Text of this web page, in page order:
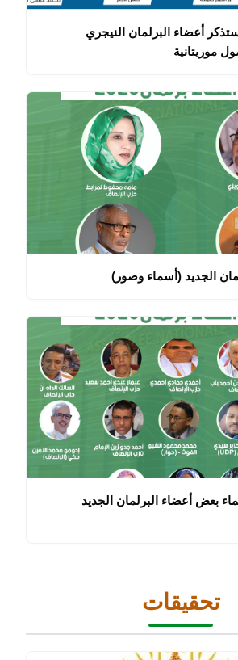
أعضاء البرلمان النيجري
موريتانية
الجديد (أسماء وصور)
بعض أعضاء البرلمان الجديد
تحقيقات